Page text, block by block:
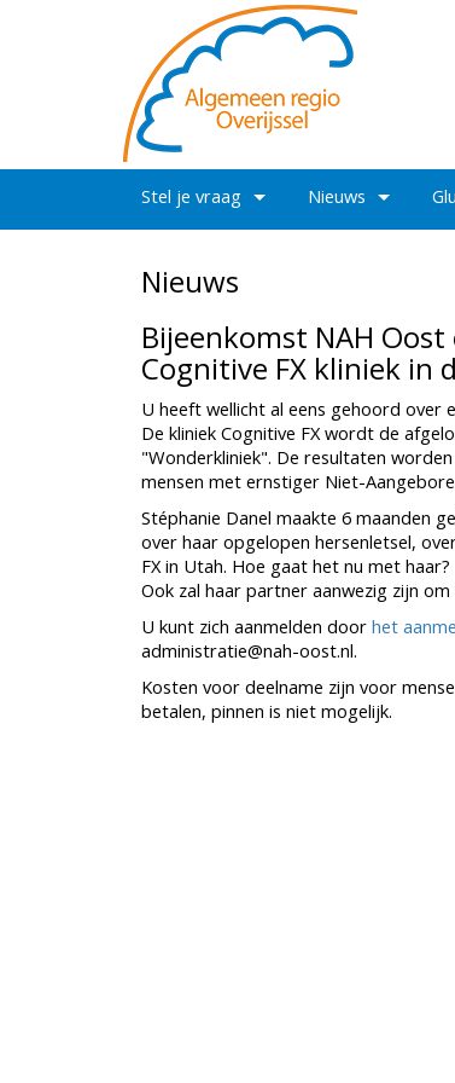
Stel je vraag Nieuws
Nieuws
Bijeenkomst NAH
Cognitive FX kliniek in
U heeft wellicht al eens gehoord over
De kliniek Cognitive FX wordt de
"Wonderkliniek". De resultaten
mensen met ernstiger Niet-
Stéphanie Danel maakte 6 maanden
over haar opgelopen hersenletsel,
FX in Utah. Hoe gaat het nu met haar?
Ook zal haar partner aanwezig zijn
U kunt zich aanmelden door het
administratie@nah-oost.nl.
Kosten voor deelname zijn voor
betalen, pinnen is niet mogelijk.